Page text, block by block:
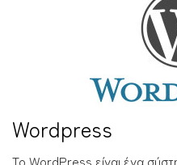
Wordpress
Το WordPress είναι ένα